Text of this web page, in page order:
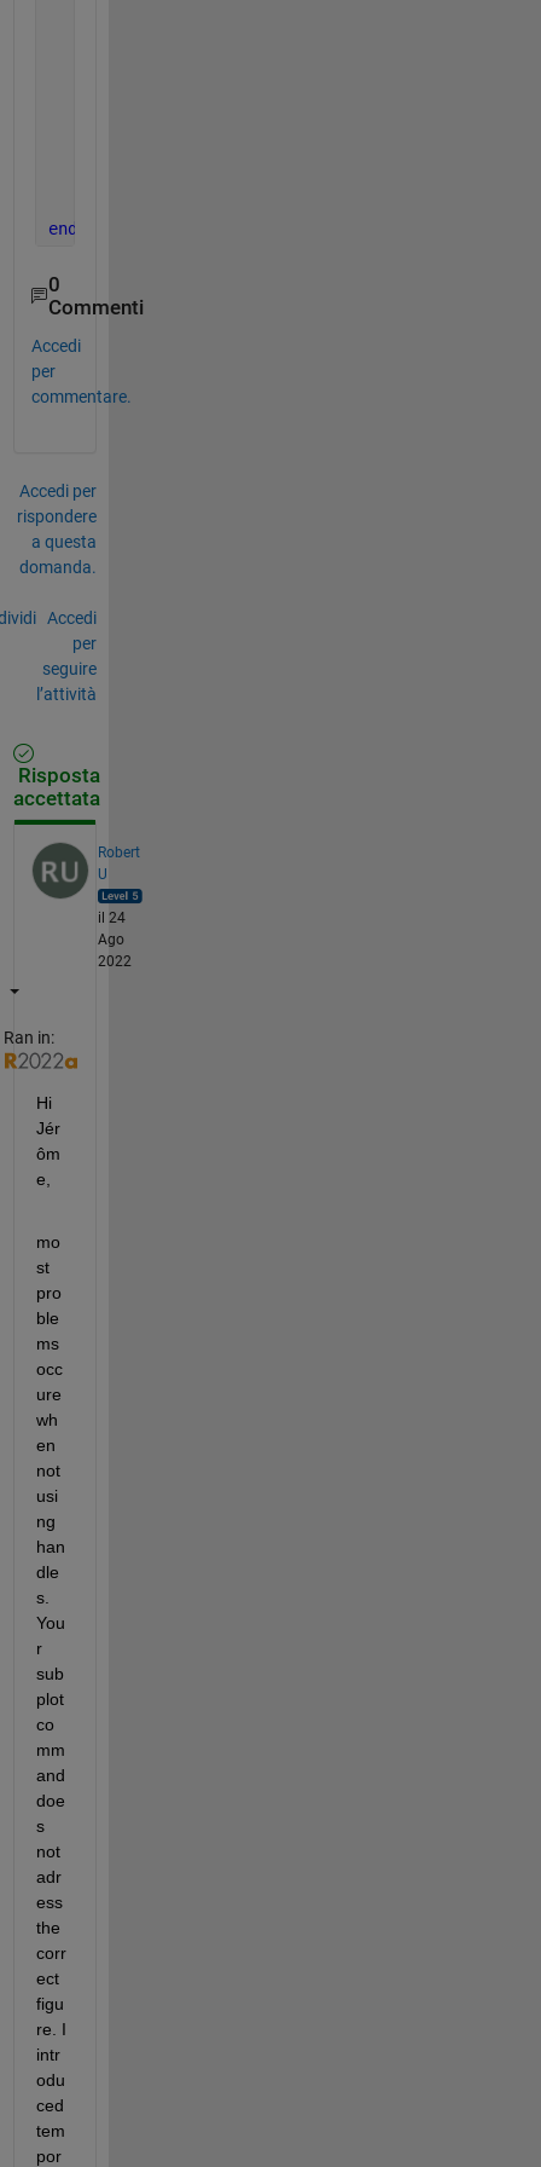
end
0
Commenti
Accedi
per
commentare.
Accedi per
rispondere
a questa
domanda.
Accedi
per
seguire
l’attività
Risposta
accettata
Robert
U
il 24
Ago
2022
Ran in:
Hi
Jér
ôm
e,
mo
st
pro
ble
ms
occ
ure
wh
en
not
usi
ng
han
dle
s.
You
r
sub
plot
co
mm
and
doe
s
not
adr
ess
the
corr
ect
figu
re. I
intr
odu
ced
tem
por